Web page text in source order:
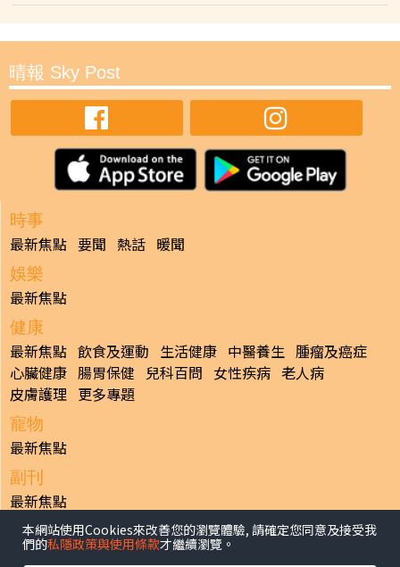
晴報 Sky Post
時事
最新焦點 要聞 熱話 暖聞
娛樂
最新焦點
健康
最新焦點 飲食及運動 生活健康 中醫養生 腫瘤及癌症
心臟健康 腸胃保健 兒科百問 女性疾病 老人病
皮膚護理 更多專題
寵物
最新焦點
副刊
最新焦點
日報
揭頁版 港聞 財經/地產 中國/國際
本網站使用Cookies來改善您的瀏覽體驗, 請確定您同意及接受我
們的私隱政策與使用條款才繼續瀏覽。